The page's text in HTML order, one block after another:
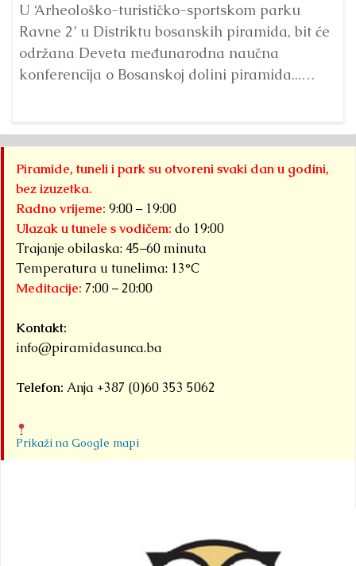
U ‘Arheološko-turističko-sportskom parku
Ravne 2’ u Distriktu bosanskih piramida, bit će
održana Deveta međunarodna naučna
konferencija o Bosanskoj dolini piramida...
Piramide, tuneli i park su otvoreni svaki dan u godini,
bez izuzetka.
Radno vrijeme: 9:00 – 19:00
Ulazak u tunele s vodičem: do 19:00
Trajanje obilaska: 45–60 minuta
Temperatura u tunelima: 13°C
Meditacije: 7:00 – 20:00
Kontakt:
info@piramidasunca.ba
Telefon: Anja +387 (0)60 353 5062
Prikaži na Google mapi